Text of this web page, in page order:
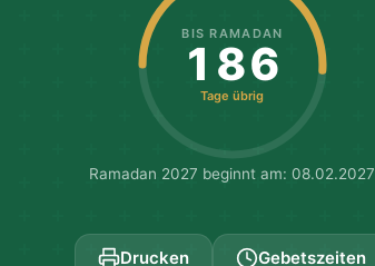
BIS RAMADAN
186
Tage übrig
Ramadan 2027 beginnt am: 08.02.2027
Drucken Gebetszeiten